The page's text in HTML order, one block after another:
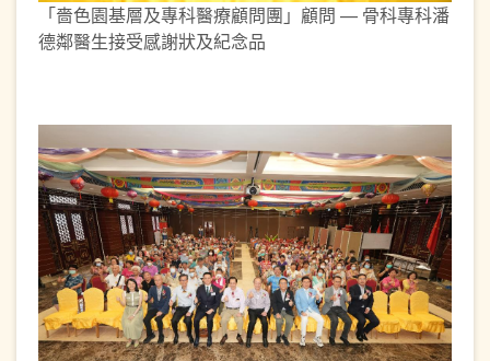
「嗇色園基層及專科醫療顧問團」顧問 — 骨科專科潘
德鄰醫生接受感謝狀及紀念品